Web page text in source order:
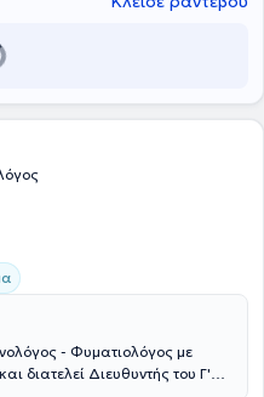
- Φυματιολόγος με
διατελεί Διευθυντής του Γ'